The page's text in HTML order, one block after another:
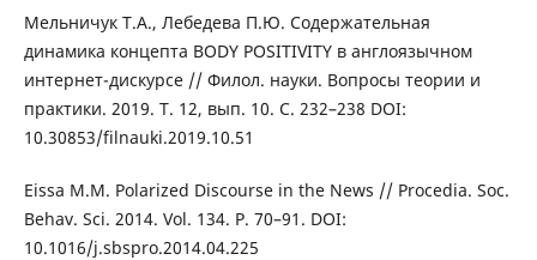
Мельничук Т.А., Лебедева П.Ю. Содержательная
динамика концепта BODY POSITIVITY в англоязычном
интернет-дискурсе // Филол. науки. Вопросы теории и
практики. 2019. Т. 12, вып. 10. С. 232–238 DOI:
10.30853/filnauki.2019.10.51
Eissa M.M. Polarized Discourse in the News // Procedia. Soc.
Behav. Sci. 2014. Vol. 134. P. 70–91. DOI:
10.1016/j.sbspro.2014.04.225